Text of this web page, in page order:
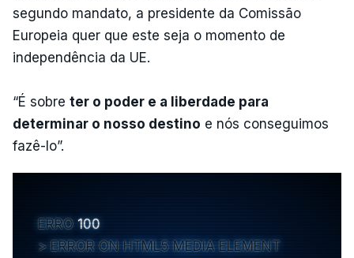
segundo mandato, a presidente da Comissão
Europeia quer que este seja o momento de
independência da UE.
“É sobre ter o poder e a liberdade para
determinar o nosso destino e nós conseguimos
fazê-lo”.
ERRO 100
ERROR ON HTML5 MEDIA ELEMENT